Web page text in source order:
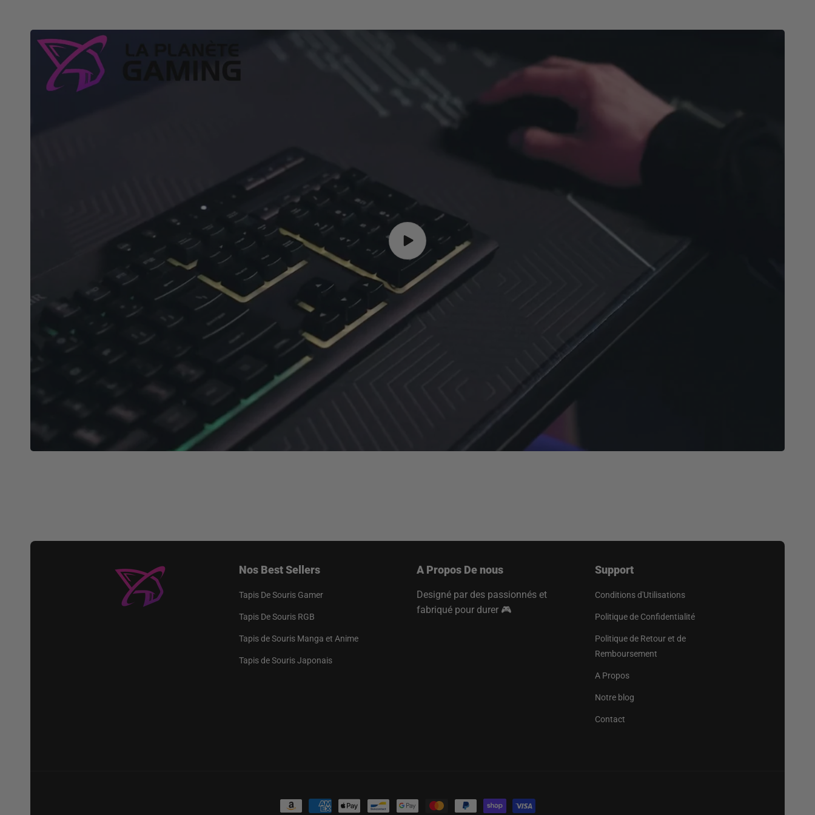
donnez à votre setup une touche héroïque, puissante et prête à
Nos Best Sellers
Tapis De Souris Gamer
Tapis De Souris RGB
Tapis de Souris Manga et Anime
Tapis de Souris Japonais
A Propos De nous
Designé par des passionnés et
fabriqué pour durer 🎮
Support
Conditions d'Utilisations
Politique de Confidentialité
Politique de Retour et de
Remboursement
A Propos
Notre blog
Contact
Moyens